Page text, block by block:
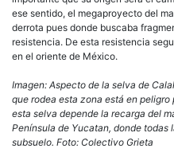
ese sentido, el megaproyecto del
derrota pues donde buscaba
resistencia. De esta resistencia
en el oriente de México.
Imagen: Aspecto de la selva de
que rodea esta zona está en peligro
esta selva depende la recarga del
Península de Yucatan, donde todas
subsuelo. Foto: Colectivo Grieta